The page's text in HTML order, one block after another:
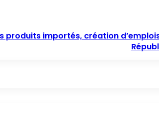
produits importés, création